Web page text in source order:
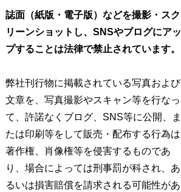
誌面（紙版・電子版）などを撮影・スク
リーンショットし、SNSやブログにアッ
プすることは法律で禁止されています。
弊社刊行物に掲載されている写真および
文章を、写真撮影やスキャン等を行なっ
て、許諾なくブログ、SNS等に公開、ま
たは印刷等をして販売・配布する行為は
著作権、肖像権等を侵害するものであ
り、場合によっては刑事罰が科され、あ
るいは損害賠償を請求される可能性があ